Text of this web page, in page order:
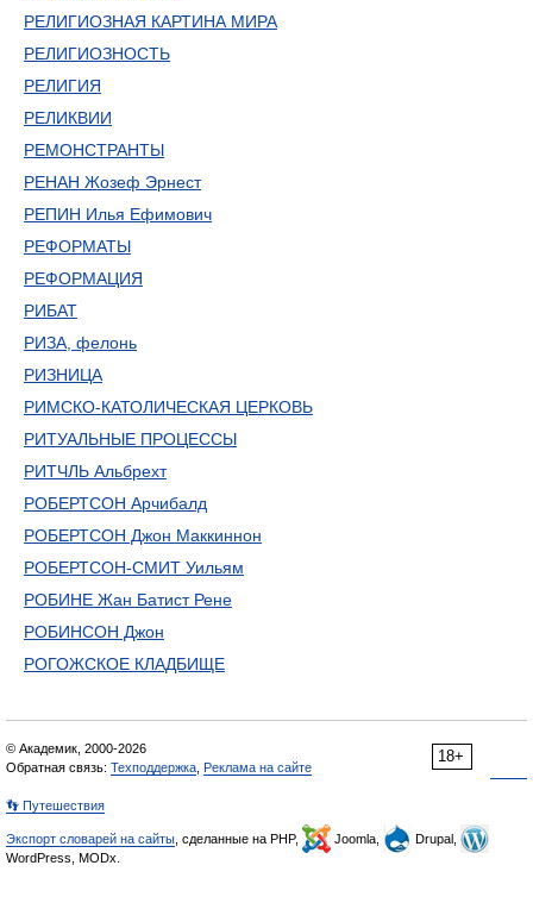
РЕЛИГИОЗНАЯ КАРТИНА МИРА
РЕЛИГИОЗНОСТЬ
РЕЛИГИЯ
РЕЛИКВИИ
РЕМОНСТРАНТЫ
РЕНАН Жозеф Эрнест
РЕПИН Илья Ефимович
РЕФОРМАТЫ
РЕФОРМАЦИЯ
РИБАТ
РИЗА, фелонь
РИЗНИЦА
РИМСКО-КАТОЛИЧЕСКАЯ ЦЕРКОВЬ
РИТУАЛЬНЫЕ ПРОЦЕССЫ
РИТЧЛЬ Альбрехт
РОБЕРТСОН Арчибалд
РОБЕРТСОН Джон Маккиннон
РОБЕРТСОН-СМИТ Уильям
РОБИНЕ Жан Батист Рене
РОБИНСОН Джон
РОГОЖСКОЕ КЛАДБИЩЕ
18+
© Академик, 2000-2026
Обратная связь: Техподдержка Реклама на сайте
👣 Путешествия
Экспорт словарей на сайты , сделанные на PHP, Joomla,
Drupal,
WordPress, MODx.